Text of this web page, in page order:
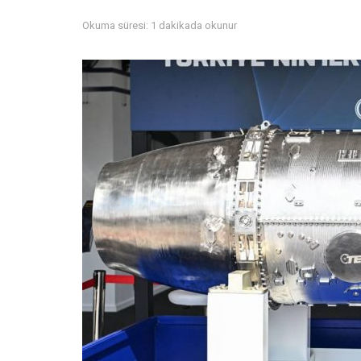
Okuma süresi: 1 dakikada okunur